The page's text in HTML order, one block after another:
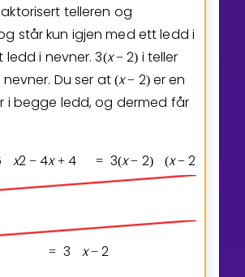
telleren og
står kun igjen med ett ledd i
ledd i nevner.3(x − 2) i teller
nevner. Du ser at (x − 2)er en
i begge ledd, og dermed får
x2 − 4x + 4 = 3(x − 2) (x − 2)
= 3 x − 2